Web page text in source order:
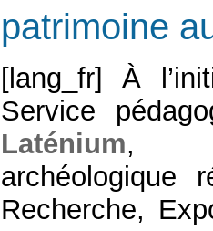
patrimoine
[lang_fr] À
Service
Laténium,
archéologique
Recherche,